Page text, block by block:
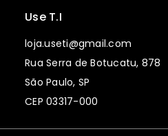
Use T.I
loja.useti@gmail.com
Rua Serra de Botucatu, 878
São Paulo, SP
CEP 03317-000